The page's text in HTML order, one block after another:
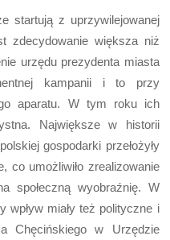
startują z uprzywilejowanej
zdecydowanie większa niż
urzędu prezydenta miasta
kampanii i to przy
aparatu. W tym roku ich
Największe w historii
gospodarki przełożyły
co umożliwiło zrealizowanie
społeczną wyobraźnię. W
wpływ miały też polityczne i
Chęcińskiego w Urzędzie